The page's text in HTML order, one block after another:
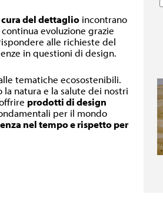
cura del dettaglio incontrano
evoluzione grazie
alle richieste del
in questioni di design.
tematiche ecosostenibili.
natura e la salute dei nostri
prodotti di design
per il mondo
nel tempo e rispetto per